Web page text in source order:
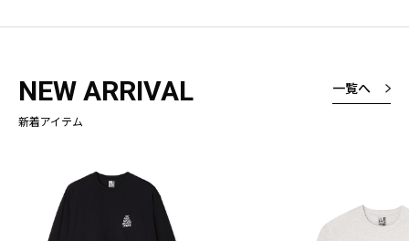
NEW ARRIVAL
新着アイテム
一覧へ